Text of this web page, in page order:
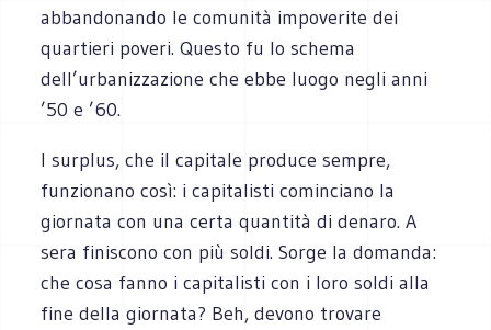
abbandonando le comunità impoverite dei
quartieri poveri. Questo fu lo schema
dell’urbanizzazione che ebbe luogo negli anni
’50 e ’60.
I surplus, che il capitale produce sempre,
funzionano così: i capitalisti cominciano la
giornata con una certa quantità di denaro. A
sera finiscono con più soldi. Sorge la domanda:
che cosa fanno i capitalisti con i loro soldi alla
fine della giornata? Beh, devono trovare